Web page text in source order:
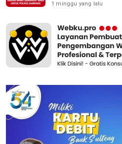
1 minggu yang lalu